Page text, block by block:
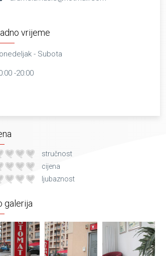
vrijeme
- Subota
-20:00
stručnost
cijena
ljubaznost
galerija